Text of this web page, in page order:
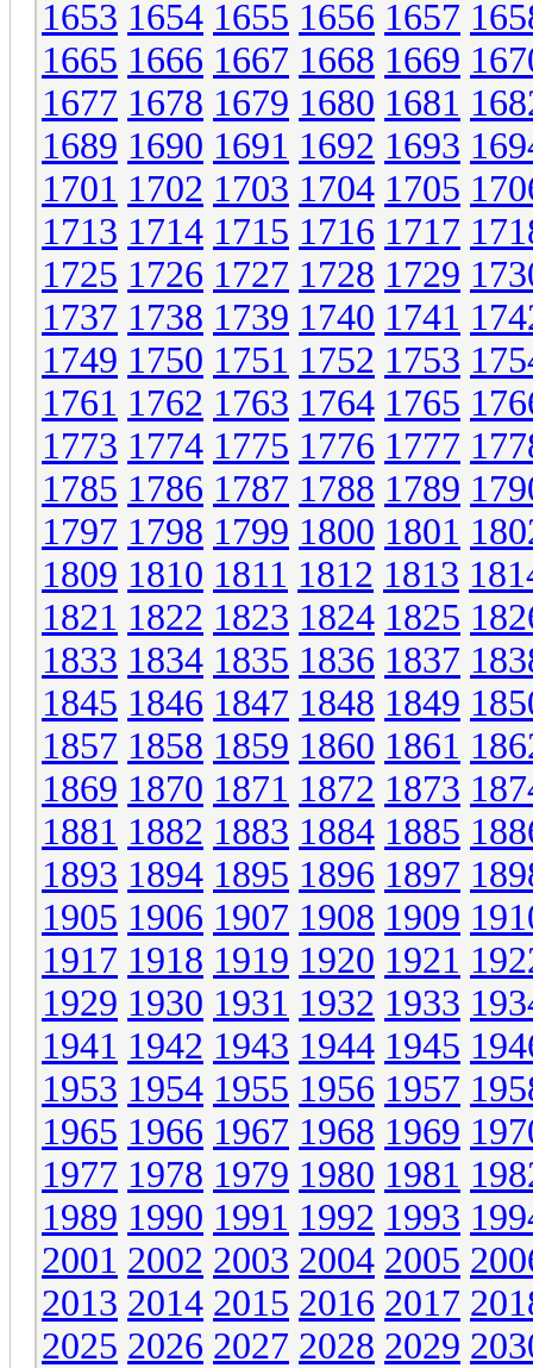
1653 1654 1655 1656 1657
1665 1666 1667 1668 1669
1677 1678 1679 1680 1681
1689 1690 1691 1692 1693
1701 1702 1703 1704 1705
1713 1714 1715 1716 1717
1725 1726 1727 1728 1729
1737 1738 1739 1740 1741
1749 1750 1751 1752 1753
1761 1762 1763 1764 1765
1773 1774 1775 1776 1777
1785 1786 1787 1788 1789
1797 1798 1799 1800 1801
1809 1810 1811 1812 1813
1821 1822 1823 1824 1825
1833 1834 1835 1836 1837
1845 1846 1847 1848 1849
1857 1858 1859 1860 1861
1869 1870 1871 1872 1873
1881 1882 1883 1884 1885
1893 1894 1895 1896 1897
1905 1906 1907 1908 1909
1917 1918 1919 1920 1921
1929 1930 1931 1932 1933
1941 1942 1943 1944 1945
1953 1954 1955 1956 1957
1965 1966 1967 1968 1969
1977 1978 1979 1980 1981
1989 1990 1991 1992 1993
2001 2002 2003 2004 2005
2013 2014 2015 2016 2017
2025 2026 2027 2028 2029